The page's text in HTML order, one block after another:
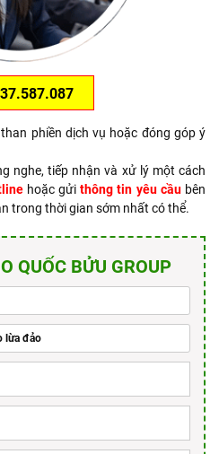
phiền dịch vụ hoặc đóng góp ý
nghe, tiếp nhận và xử lý một cách
hoặc gửithông tin yêu cầubên
trong thời gian sớm nhất có thể.
QUỐC BỬU GROUP
lừa đảo